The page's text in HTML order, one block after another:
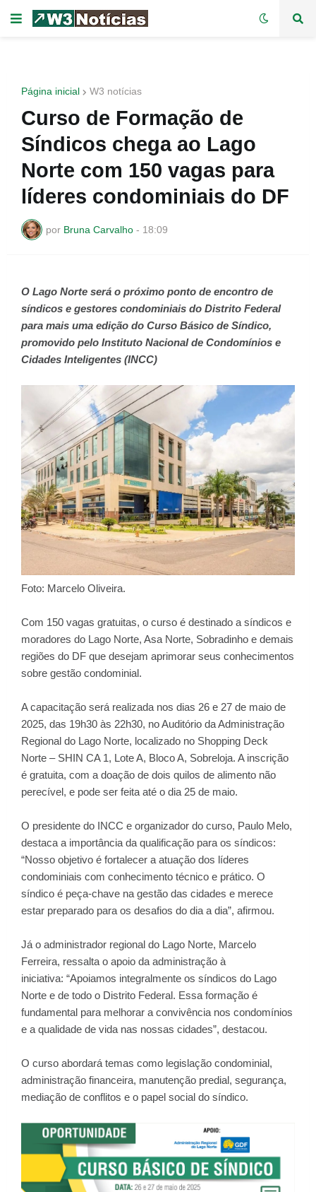
Página inicial W3 notícias
Curso de Formação de
Síndicos chega ao Lago
Norte com 150 vagas para
líderes condominiais do DF
por Bruna Carvalho - 18:09
O Lago Norte será o próximo ponto de encontro de
síndicos e gestores condominiais do Distrito Federal
para mais uma edição do Curso Básico de Síndico,
promovido pelo Instituto Nacional de Condomínios e
Cidades Inteligentes (INCC)
Foto: Marcelo Oliveira.
Com 150 vagas gratuitas, o curso é destinado a síndicos e
moradores do Lago Norte, Asa Norte, Sobradinho e demais
regiões do DF que desejam aprimorar seus conhecimentos
sobre gestão condominial.
A capacitação será realizada nos dias 26 e 27 de maio de
2025, das 19h30 às 22h30, no Auditório da Administração
Regional do Lago Norte, localizado no Shopping Deck
Norte – SHIN CA 1, Lote A, Bloco A, Sobreloja. A inscrição
é gratuita, com a doação de dois quilos de alimento não
perecível, e pode ser feita até o dia 25 de maio.
O presidente do INCC e organizador do curso, Paulo Melo,
destaca a importância da qualificação para os síndicos:
“Nosso objetivo é fortalecer a atuação dos líderes
condominiais com conhecimento técnico e prático. O
síndico é peça-chave na gestão das cidades e merece
estar preparado para os desafios do dia a dia”, afirmou.
Já o administrador regional do Lago Norte, Marcelo
Ferreira, ressalta o apoio da administração à
iniciativa: “Apoiamos integralmente os síndicos do Lago
Norte e de todo o Distrito Federal. Essa formação é
fundamental para melhorar a convivência nos condomínios
e a qualidade de vida nas nossas cidades”, destacou.
O curso abordará temas como legislação condominial,
administração financeira, manutenção predial, segurança,
mediação de conflitos e o papel social do síndico.